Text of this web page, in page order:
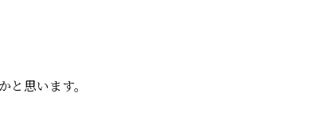
思います。